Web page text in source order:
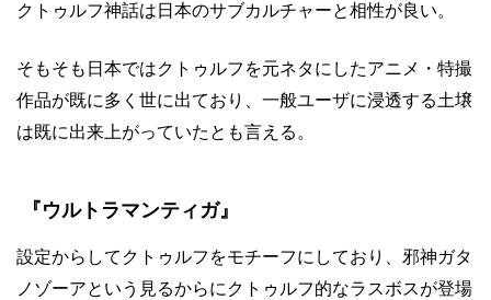
クトゥルフ神話は日本のサブカルチャーと相性が良い。
そもそも日本ではクトゥルフを元ネタにしたアニメ・特撮
作品が既に多く世に出ており、一般ユーザに浸透する土壌
は既に出来上がっていたとも言える。
『ウルトラマンティガ』
設定からしてクトゥルフをモチーフにしており、邪神ガタ
ノゾーアという見るからにクトゥルフ的なラスボスが登場